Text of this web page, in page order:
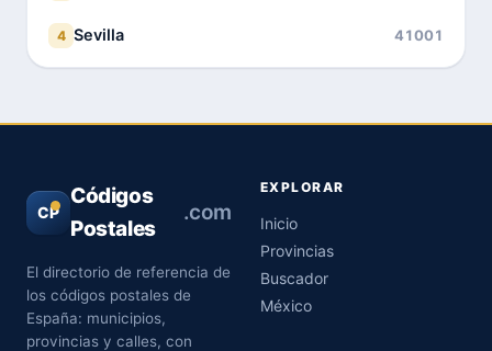
4 Sevilla 41001
CP
Códigos
Postales
.com
El directorio de referencia de
los códigos postales de
España: municipios,
provincias y calles, con
EXPLORAR
Inicio
Provincias
Buscador
México